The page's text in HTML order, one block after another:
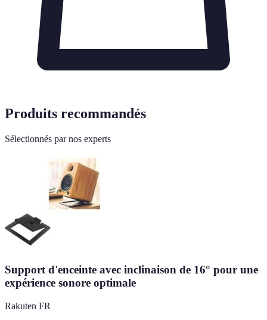
Produits recommandés
Sélectionnés par nos experts
Support d'enceinte avec inclinaison de 16° pour une
expérience sonore optimale
Rakuten FR